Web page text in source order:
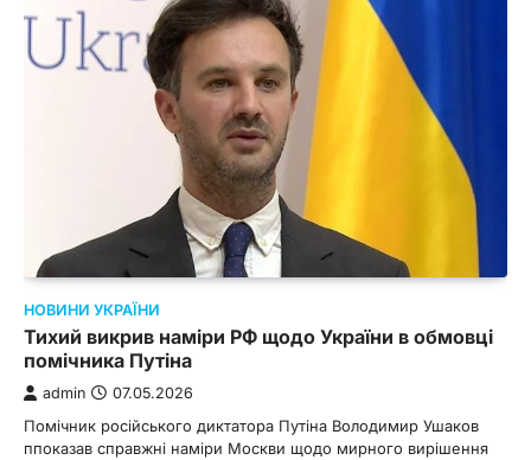
НОВИНИ УКРАЇНИ
Тихий викрив наміри РФ щодо України в обмовці
помічника Путіна
admin 07.05.2026
Помічник російського диктатора Путіна Володимир Ушаков
ппоказав справжні наміри Москви щодо мирного вирішення